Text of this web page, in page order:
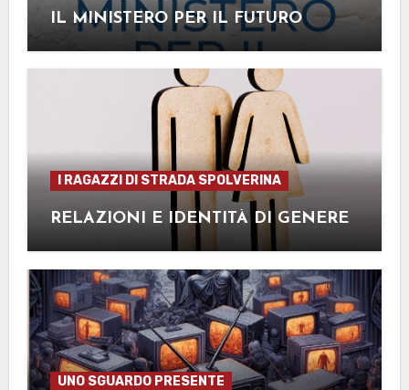
IL MINISTERO PER IL FUTURO
I RAGAZZI DI STRADA SPOLVERINA
RELAZIONI E IDENTITÀ DI GENERE
UNO SGUARDO PRESENTE